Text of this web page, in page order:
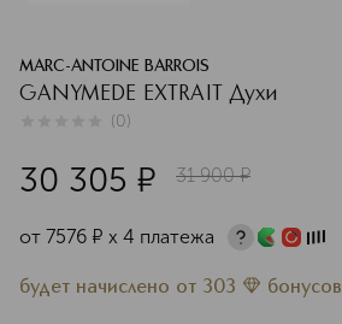
MARC-ANTOINE BARROIS
GANYMEDE EXTRAIT Духи
(0)
30 305 ¤ 31 900 ¤
от 7576 ¤ х 4 платежа
будет начислено от 303 бонусов